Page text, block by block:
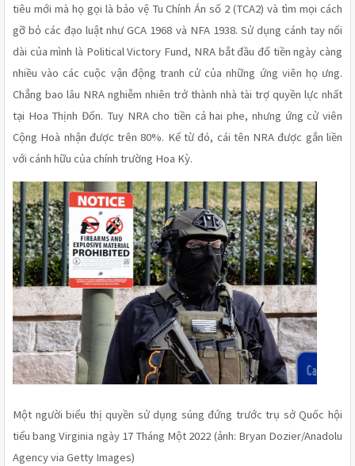
tiêu mới mà họ gọi là bảo vệ Tu Chính Án số 2 (TCA2) và tìm mọi cách
gỡ bỏ các đạo luật như GCA 1968 và NFA 1938. Sử dụng cánh tay nối
dài của mình là Political Victory Fund, NRA bắt đầu đổ tiền ngày càng
nhiều vào các cuộc vận động tranh cử của những ứng viên họ ưng.
Chẳng bao lâu NRA nghiễm nhiên trở thành nhà tài trợ quyền lực nhất
tại Hoa Thịnh Đốn. Tuy NRA cho tiền cả hai phe, nhưng ứng cử viên
Cộng Hoà nhận được trên 80%. Kể từ đó, cái tên NRA được gắn liền
với cánh hữu của chính trường Hoa Kỳ.
Một người biểu thị quyền sử dụng súng đứng trước trụ sở Quốc hội
tiểu bang Virginia ngày 17 Tháng Một 2022 (ảnh: Bryan Dozier/Anadolu
Agency via Getty Images)